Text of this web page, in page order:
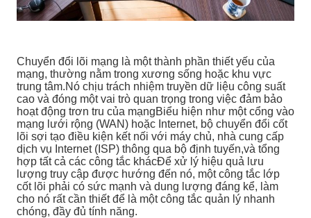
Chuyển đổi lõi mạng là một thành phần thiết yếu của
mạng, thường nằm trong xương sống hoặc khu vực
trung tâm.Nó chịu trách nhiệm truyền dữ liệu công suất
cao và đóng một vai trò quan trọng trong việc đảm bảo
hoạt động trơn tru của mạngBiểu hiện như một cổng vào
mạng lưới rộng (WAN) hoặc Internet, bộ chuyển đổi cốt
lõi sợi tạo điều kiện kết nối với máy chủ, nhà cung cấp
dịch vụ Internet (ISP) thông qua bộ định tuyến,và tổng
hợp tất cả các công tắc khácĐể xử lý hiệu quả lưu
lượng truy cập được hướng đến nó, một công tắc lớp
cốt lõi phải có sức mạnh và dung lượng đáng kể, làm
cho nó rất cần thiết để là một công tắc quản lý nhanh
chóng, đầy đủ tính năng.